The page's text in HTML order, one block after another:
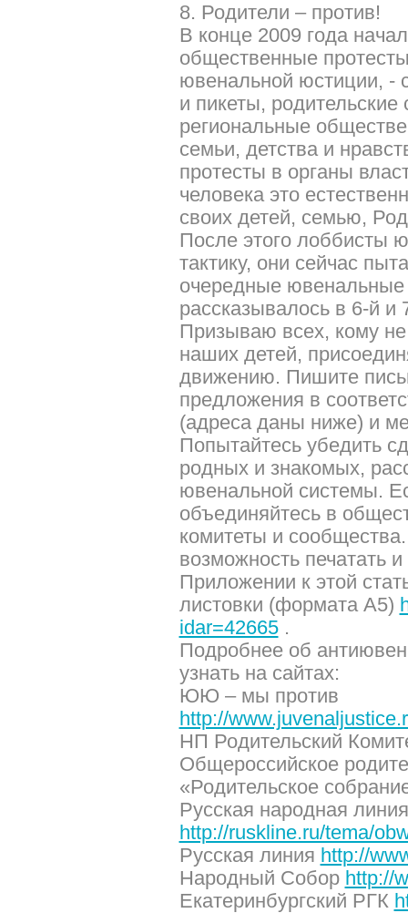
8. Родители – против!
В конце 2009 года
общественные
ювенальной юстиции, -
и пикеты, родительские
региональные
семьи, детства и
протесты в органы
человека это
своих детей, семью,
После этого лоббисты
тактику, они сейчас
очередные ювенальные
рассказывалось в 6-й и
Призываю всех, кому
наших детей,
движению. Пишите
предложения в
(адреса даны ниже) и
Попытайтесь убедить
родных и знакомых,
ювенальной системы.
объединяйтесь в
комитеты и
возможность печатать
Приложении к этой
листовки (формата А5)
idar=42665.
Подробнее об
узнать на сайтах:
ЮЮ – мы против
http://
НП Родительский
Общероссийское
«Родительское
Русская народная линия
http://ruskline.ru/tema/
Русская линия http://
Народный Собор http://
Екатеринбургский РГК